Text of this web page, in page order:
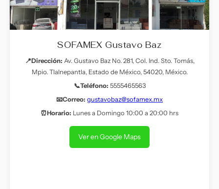
SOFAMEX Gustavo Baz
📍Dirección: Av. Gustavo Baz No. 281, Col. Ind. Sto. Tomás,
Mpio. Tlalnepantla, Estado de México, 54020, México.
📞Teléfono: 5555465563
📧Correo: gustavobaz@sofamex.mx
⏰Horario: Lunes a Domingo 10:00 a 20:00 hrs
Ver en Google Maps